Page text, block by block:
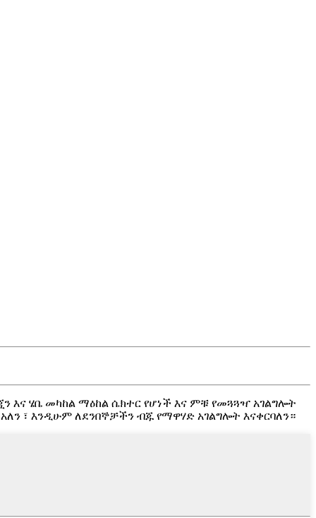
እና ሄቤ መካከል ማዕከል ሴክተር የሆነች እና ምቹ የመጓጓዣ አገልግሎት
፣ እንዲሁም ለደንበኞቻችን ብጁ የማዋሃድ አገልግሎት እናቀርባለን።